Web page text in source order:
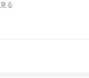
る